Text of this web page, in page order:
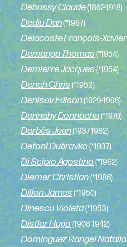
Debussy Claude(1862-1918)
Dediu Dan(*1967)
Delacoste François-Xavier
Demenga Thomas(*1954)
Demierre Jacques(*1954)
Dench Chris(*1953)
Denisov Edison(1929-1996)
Dennehy Donnacha(*1970)
Derbès Jean(1937-1982)
Detoni Dubravko (*1937)
Di Scipio Agostino (*1962)
Diemer Christian(*1986)
Dillon James(*1950)
Dinescu Violeta(*1953)
Distler Hugo (1908-1942)
Dominguez Rangel Natalia